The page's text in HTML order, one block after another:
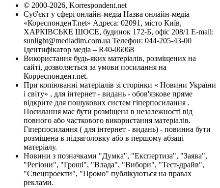
© 2000-2026, Korrespondent.net
Суб'єкт у сфері онлайн-медіа Назва онлайн-медіа –
«КореспонденТ.net» Адреса: 02091, місто Київ,
ХАРКІВСЬКЕ ШОСЕ, будинок 172-Б, офіс 208/1 E-mail:
sunlight@mediadim.com.ua Телефон: 044-205-43-00
Ідентифікатор медіа – R40-06068
Використання будь-яких матеріалів, розміщених на
сайті, дозволяється за умови посилання на
Корреспондент.net.
При копіюванні матеріалів зі сторінки « Новини України
і світу» , для інтернет - видань - обов'язкове пряме
відкрите для пошукових систем гіперпосилання .
Посилання має бути розміщена в незалежності від
повного або часткового використання матеріалів.
Гіперпосилання ( для інтернет - видань) - повинна бути
розміщена в підзаголовку або в першому абзаці
матеріалу.
Новини з позначками "Думка", "Експертиза", "Заява",
"Регіони", "Гроші", "Влада", "Вибори", "Тест-драйв",
"Спецпроекти", "Промо" публікуються на правах
реклами.